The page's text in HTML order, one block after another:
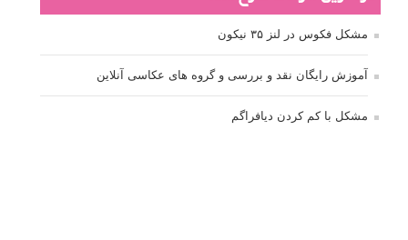
مشکل فکوس در لنز ۳۵ نیکون
آموزش رایگان نقد و بررسی و گروه های عکاسی آنلاین
مشکل با کم کردن دیافراگم